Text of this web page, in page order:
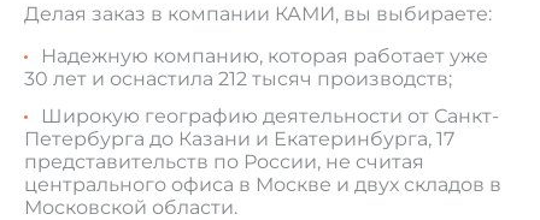
Делая заказ в компании КАМИ, вы выбираете:
Надежную компанию, которая работает уже
30 лет и оснастила 212 тысяч производств;
Широкую географию деятельности от Санкт-
Петербурга до Казани и Екатеринбурга, 17
представительств по России, не считая
центрального офиса в Москве и двух складов в
Московской области.